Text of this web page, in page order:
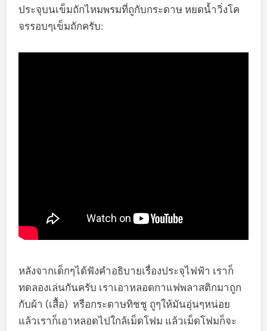
ประจุบนเข็มถักไหมพรมที่ถูกับกระดาษ หยดน้ำวิ่งโค
จรรอบๆเข็มถักครับ:
หลังจากเด็กๆได้ฟังคำอธิบายเรื่องประจุไฟฟ้า เราก็
ทดลองเล่นกันครับ เราเอาหลอดกาแฟพลาสติกมาถูก
กับผ้า (เสื้อ) หรือกระดาษทิชชู ถูๆให้มันอุ่นๆหน่อย
แล้วเราก็เอาหลอดไปใกล้เม็ดโฟม แล้วเม็ดโฟมก็จะ